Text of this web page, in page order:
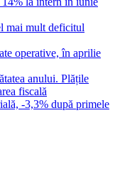
mai mult deficitul
operative, în aprilie
anului. Plățile
fiscală
-3,3% după primele